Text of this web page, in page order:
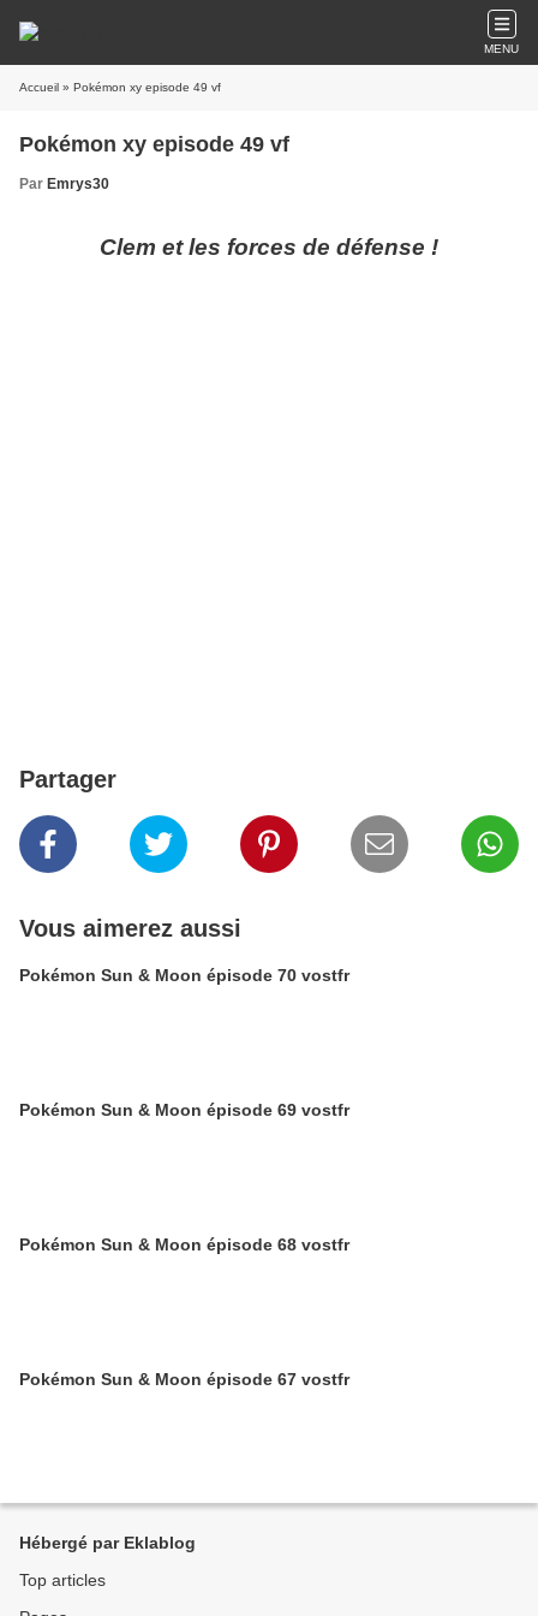
MENU
Accueil » Pokémon xy episode 49 vf
Pokémon xy episode 49 vf
Par Emrys30
Clem et les forces de défense !
Partager
Vous aimerez aussi
Pokémon Sun & Moon épisode 70 vostfr
Pokémon Sun & Moon épisode 69 vostfr
Pokémon Sun & Moon épisode 68 vostfr
Pokémon Sun & Moon épisode 67 vostfr
Hébergé par Eklablog
Top articles